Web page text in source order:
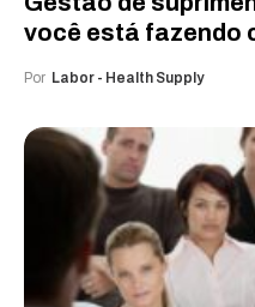
você está fazendo
Por Labor - Health Supply